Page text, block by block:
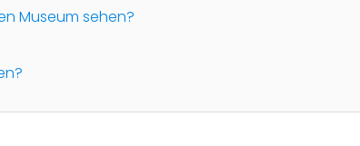
Museum sehen?